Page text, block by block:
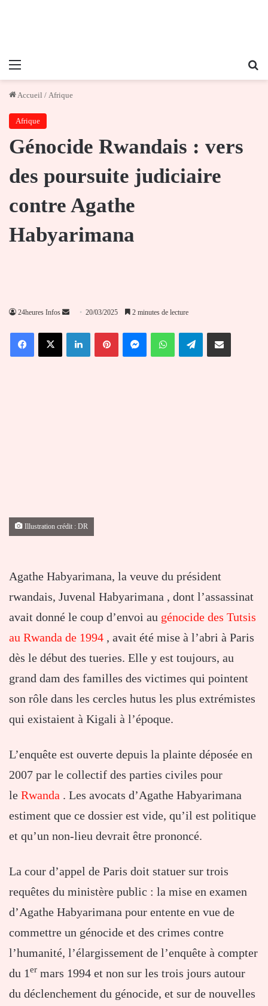
Menu
Accueil / Afrique
Afrique
Génocide Rwandais : vers
des poursuite judiciaire
contre Agathe
Habyarimana
24heures Infos
Envoyer
courriel
20/03/2025 2 minutes de lecture
FacebookX LinkedinPinterestMessengerWhatsAppTelegramPartager par email
Illustration crédit : DR
Agathe Habyarimana, la veuve du président
rwandais, Juvenal Habyarimana , dont l’assassinat
avait donné le coup d’envoi au génocide des Tutsis
au Rwanda de 1994 , avait été mise à l’abri à Paris
dès le début des tueries. Elle y est toujours, au
grand dam des familles des victimes qui pointent
son rôle dans les cercles hutus les plus extrémistes
qui existaient à Kigali à l’époque.
L’enquête est ouverte depuis la plainte déposée en
2007 par le collectif des parties civiles pour
le Rwanda . Les avocats d’Agathe Habyarimana
estiment que ce dossier est vide, qu’il est politique
et qu’un non-lieu devrait être prononcé.
La cour d’appel de Paris doit statuer sur trois
requêtes du ministère public : la mise en examen
d’Agathe Habyarimana pour entente en vue de
commettre un génocide et des crimes contre
l’humanité, l’élargissement de l’enquête à compter
du 1er mars 1994 et non sur les trois jours autour
du déclenchement du génocide, et sur de nouvelles